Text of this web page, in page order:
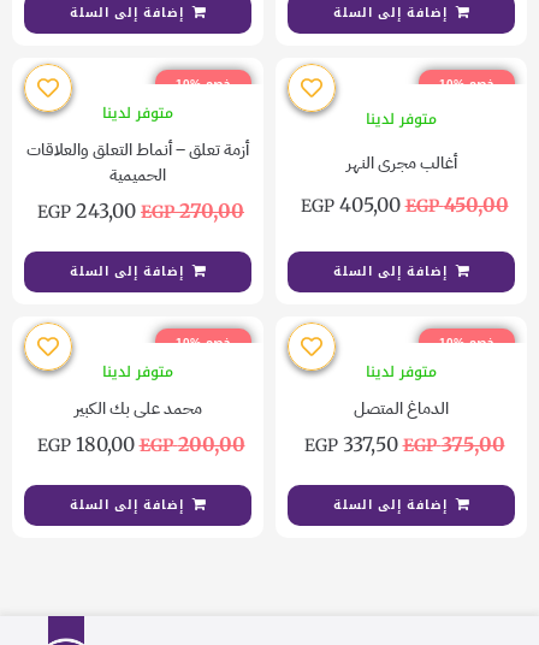
إضافة إلى السلة إضافة إلى السلة
خصم %10
متوفر لدينا
أغالب مجرى النهر
450,00
EGP
405,00
EGP
إضافة إلى السلة
خصم %10
متوفر لدينا
أزمة تعلق – أنماط التعلق والعلاقات
الحميمية
270,00
EGP
243,00
EGP
إضافة إلى السلة
خصم %10
متوفر لدينا
الدماغ المتصل
375,00
EGP
337,50
EGP
إضافة إلى السلة
خصم %10
متوفر لدينا
محمد على بك الكبير
200,00
EGP
180,00
EGP
إضافة إلى السلة